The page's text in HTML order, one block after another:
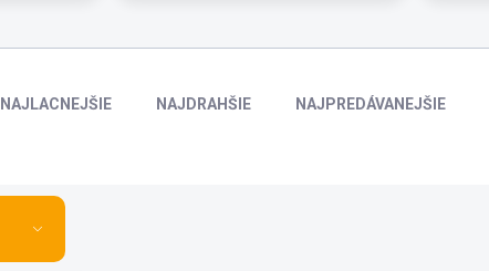
NAJLACNEJŠIE NAJDRAHŠIE NAJPREDÁVANEJŠIE